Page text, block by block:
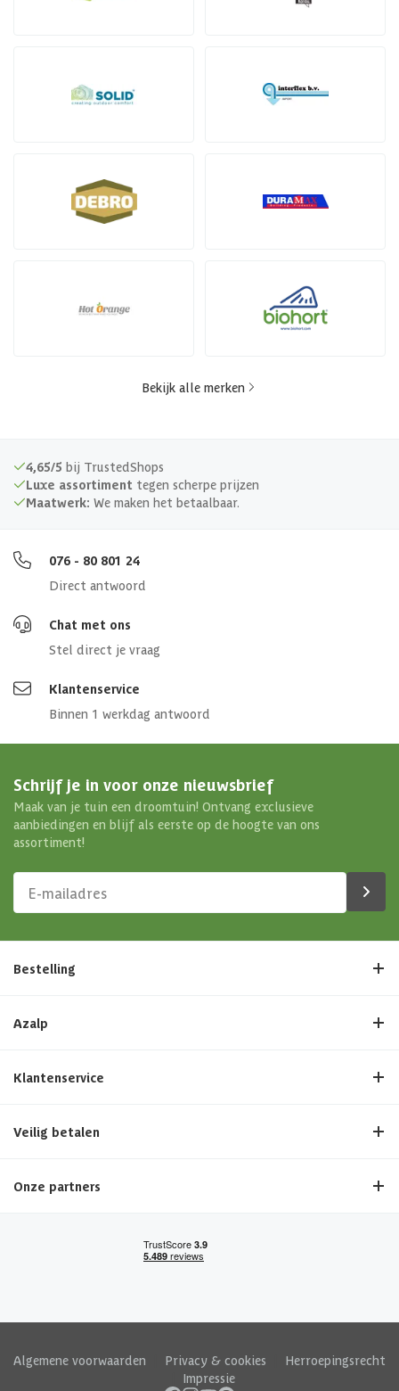
Bekijk alle merken
4,65/5 bij TrustedShops
Luxe assortiment tegen scherpe prijzen
Maatwerk: We maken het betaalbaar.
076 - 80 801 24
Direct antwoord
Chat met ons
Stel direct je vraag
Klantenservice
Binnen 1 werkdag antwoord
Schrijf je in voor onze nieuwsbrief
Maak van je tuin een droomtuin! Ontvang exclusieve
aanbiedingen en blijf als eerste op de hoogte van ons
assortiment!
Bestelling
Azalp
Klantenservice
Veilig betalen
Onze partners
Algemene voorwaarden Privacy & cookies
Herroepingsrecht
Impressie